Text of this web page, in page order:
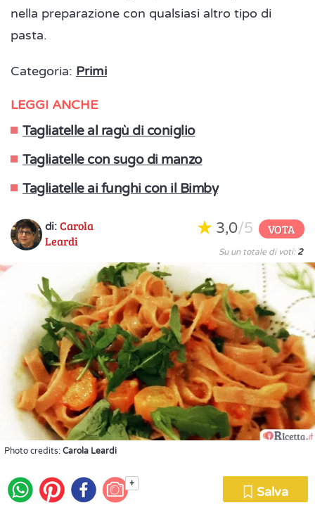
nella preparazione con qualsiasi altro tipo di
pasta.
Categoria: Primi
LEGGI ANCHE
Tagliatelle al ragù di coniglio
Tagliatelle con sugo di manzo
Tagliatelle ai funghi con il Bimby
di: Carola
Leardi
3,0/5 VOTA
Su un totale di voti: 2
Photo credits: Carola Leardi
+
Salva